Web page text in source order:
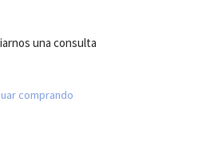
una consulta
comprando